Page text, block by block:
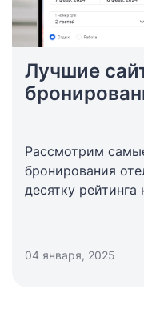
Лучшие
Рассмотрим
бронирования
десятку рейтинга
04 января, 2025